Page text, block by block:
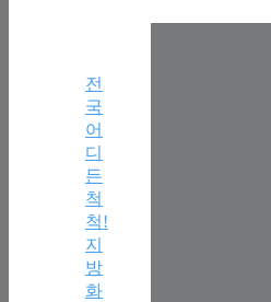
전
국
어
디
든
척
척!
지
방
화